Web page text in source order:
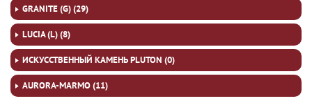
GRANITE (G) (29)
LUCIA (L) (8)
ИСКУССТВЕННЫЙ КАМЕНЬ PLUTON (0)
AURORA-MARMO (11)